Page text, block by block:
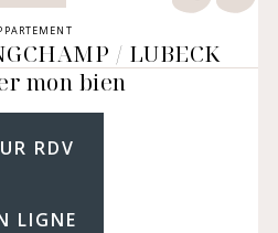
/ LUBECK
mon bien
RDV
LIGNE